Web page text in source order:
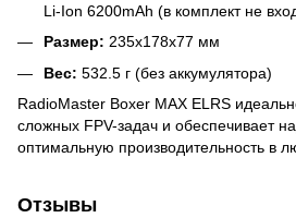
Li-Ion 6200mAh (в комплект не
Размер: 235x178x77 мм
Вес: 532.5 г (без аккумулятора)
RadioMaster Boxer MAX ELRS
сложных FPV-задач и обеспечивает
оптимальную производительность в
Отзывы